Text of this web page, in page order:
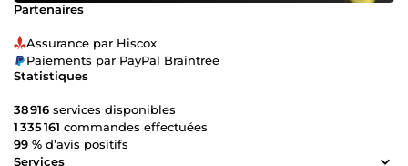
Partenaires
Assurance par Hiscox
Paiements par PayPal Braintree
Statistiques
38 916 services disponibles
1 335 161 commandes effectuées
99 % d’avis positifs
Services